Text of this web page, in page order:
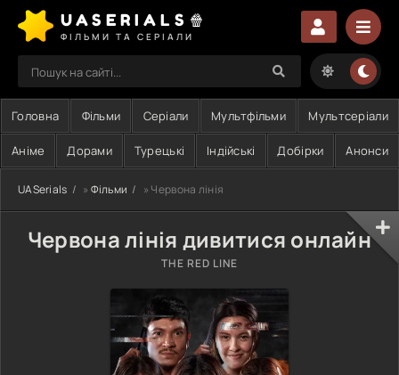
UASERIALS🍿
ФІЛЬМИ ТА СЕРІАЛИ
Головна Фільми Серіали Мультфільми Мультсеріали
Аніме Дорами Турецькі Індійські Добірки Анонси
UASerials » Фільми » Червона лінія
Червона лінія дивитися онлайн
THE RED LINE